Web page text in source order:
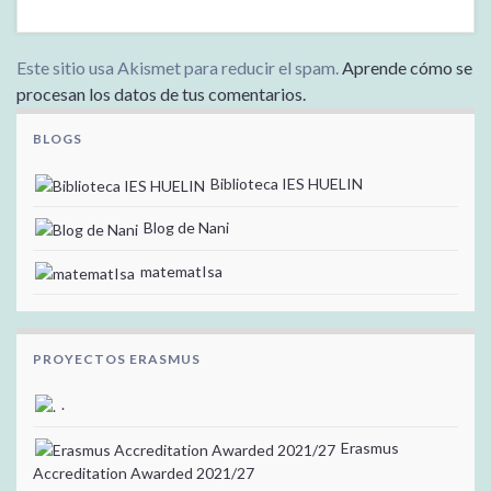
Este sitio usa Akismet para reducir el spam.Aprende cómo se
procesan los datos de tus comentarios.
BLOGS
Biblioteca IES HUELIN
Blog de Nani
matematIsa
PROYECTOS ERASMUS
.
Erasmus
Accreditation Awarded 2021/27